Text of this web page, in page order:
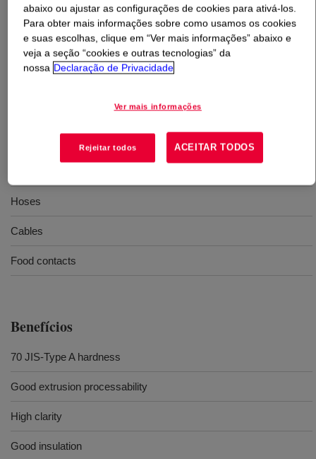
O que éXIAMETER™ SE 1187 U Silicone Rubber?
70 Durometer, extrusion, high clarity, uncatalyzed
silicone rubber
Hoses
Cables
Food contacts
Benefícios
70 JIS-Type A hardness
Good extrusion processability
High clarity
Good insulation
abaixo ou ajustar as configurações de cookies para ativá-los.
Para obter mais informações sobre como usamos os cookies
e suas escolhas, clique em “Ver mais informações” abaixo e
veja a seção “cookies e outras tecnologias” da
nossa Declaração de Privacidade
Ver mais informações
Rejeitar todos ACEITAR TODOS